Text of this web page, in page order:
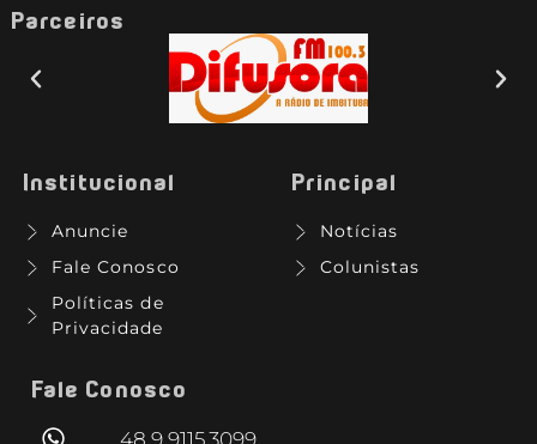
Parceiros
Institucional
Anuncie
Fale Conosco
Políticas de
Privacidade
Principal
Notícias
Colunistas
Fale Conosco